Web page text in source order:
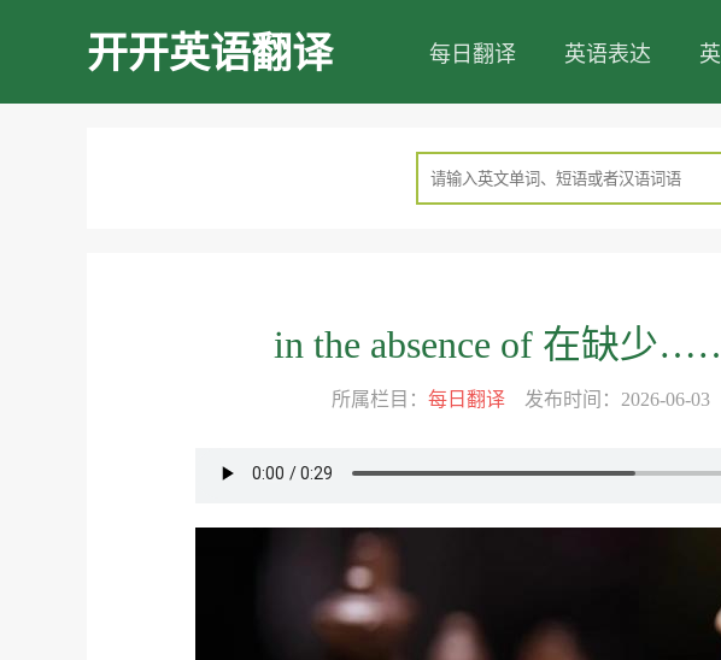
开开英语翻译 每日翻译 英语表达
in the absence of 在缺少
所属栏目： 每日翻译 发布时间：2026-06-